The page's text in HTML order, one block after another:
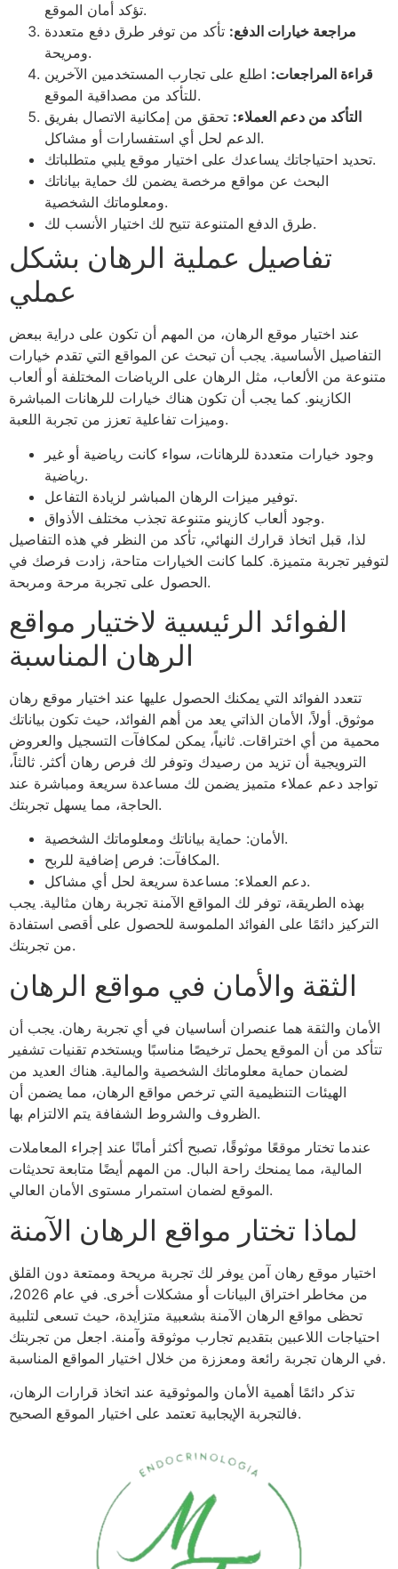
تؤكد أمان الموقع.
مراجعة خيارات الدفع: تأكد من توفر طرق دفع متعددة
ومريحة.
قراءة المراجعات: اطلع على تجارب المستخدمين الآخرين
للتأكد من مصداقية الموقع.
التأكد من دعم العملاء: تحقق من إمكانية الاتصال بفريق
الدعم لحل أي استفسارات أو مشاكل.
تحديد احتياجاتك يساعدك على اختيار موقع يلبي متطلباتك.
البحث عن مواقع مرخصة يضمن لك حماية بياناتك
ومعلوماتك الشخصية.
طرق الدفع المتنوعة تتيح لك اختيار الأنسب لك.
تفاصيل عملية الرهان بشكل
عملي
عند اختيار موقع الرهان، من المهم أن تكون على دراية ببعض
التفاصيل الأساسية. يجب أن تبحث عن المواقع التي تقدم خيارات
متنوعة من الألعاب، مثل الرهان على الرياضات المختلفة أو ألعاب
الكازينو. كما يجب أن تكون هناك خيارات للرهانات المباشرة
وميزات تفاعلية تعزز من تجربة اللعبة.
وجود خيارات متعددة للرهانات، سواء كانت رياضية أو غير
رياضية.
توفير ميزات الرهان المباشر لزيادة التفاعل.
وجود ألعاب كازينو متنوعة تجذب مختلف الأذواق.
لذا، قبل اتخاذ قرارك النهائي، تأكد من النظر في هذه التفاصيل
لتوفير تجربة متميزة. كلما كانت الخيارات متاحة، زادت فرصك في
الحصول على تجربة مرحة ومربحة.
الفوائد الرئيسية لاختيار مواقع
الرهان المناسبة
تتعدد الفوائد التي يمكنك الحصول عليها عند اختيار موقع رهان
موثوق. أولاً، الأمان الذاتي يعد من أهم الفوائد، حيث تكون بياناتك
محمية من أي اختراقات. ثانياً، يمكن لمكافآت التسجيل والعروض
الترويجية أن تزيد من رصيدك وتوفر لك فرص رهان أكثر. ثالثاً،
تواجد دعم عملاء متميز يضمن لك مساعدة سريعة ومباشرة عند
الحاجة، مما يسهل تجربتك.
الأمان: حماية بياناتك ومعلوماتك الشخصية.
المكافآت: فرص إضافية للربح.
دعم العملاء: مساعدة سريعة لحل أي مشاكل.
بهذه الطريقة، توفر لك المواقع الآمنة تجربة رهان مثالية. يجب
التركيز دائمًا على الفوائد الملموسة للحصول على أقصى استفادة
من تجربتك.
الثقة والأمان في مواقع الرهان
الأمان والثقة هما عنصران أساسيان في أي تجربة رهان. يجب أن
تتأكد من أن الموقع يحمل ترخيصًا مناسبًا ويستخدم تقنيات تشفير
لضمان حماية معلوماتك الشخصية والمالية. هناك العديد من
الهيئات التنظيمية التي ترخص مواقع الرهان، مما يضمن أن
الظروف والشروط الشفافة يتم الالتزام بها.
عندما تختار موقعًا موثوقًا، تصبح أكثر أمانًا عند إجراء المعاملات
المالية، مما يمنحك راحة البال. من المهم أيضًا متابعة تحديثات
الموقع لضمان استمرار مستوى الأمان العالي.
لماذا تختار مواقع الرهان الآمنة
اختيار موقع رهان آمن يوفر لك تجربة مريحة وممتعة دون القلق
من مخاطر اختراق البيانات أو مشكلات أخرى. في عام 2026،
تحظى مواقع الرهان الآمنة بشعبية متزايدة، حيث تسعى لتلبية
احتياجات اللاعبين بتقديم تجارب موثوقة وآمنة. اجعل من تجربتك
في الرهان تجربة رائعة ومعززة من خلال اختيار المواقع المناسبة.
تذكر دائمًا أهمية الأمان والموثوقية عند اتخاذ قرارات الرهان،
فالتجربة الإيجابية تعتمد على اختيار الموقع الصحيح.